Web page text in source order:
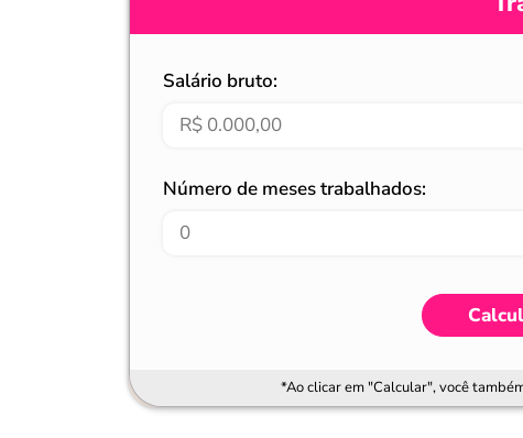
Salário bruto:
Número de meses trabalhados:
*Ao clicar em "Calcular", você